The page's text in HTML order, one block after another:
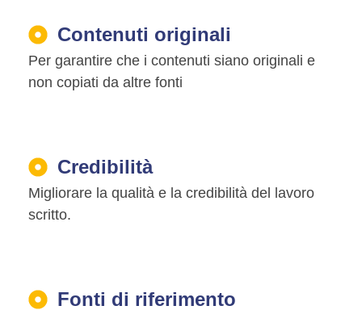
Contenuti originali
Per garantire che i contenuti siano originali e
non copiati da altre fonti
Credibilità
Migliorare la qualità e la credibilità del lavoro
scritto.
Fonti di riferimento